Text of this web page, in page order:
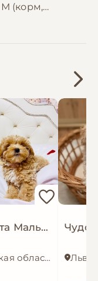
(корм,
Цуценята Мальтіпу в пошуку сімʼї
Львовская область